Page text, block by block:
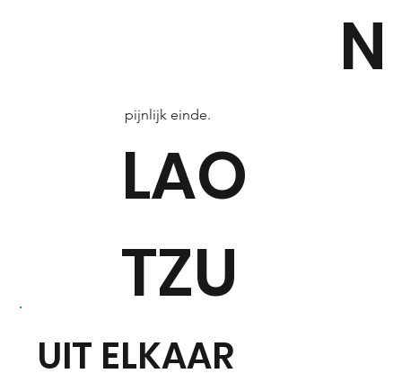
N
pijnlijk einde.
LAO
TZU
UIT ELKAAR